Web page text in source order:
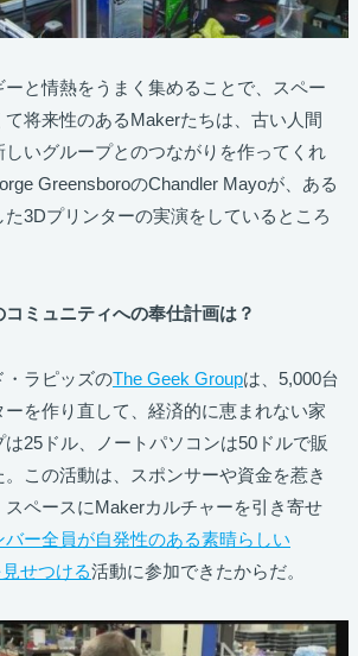
ーと情熱をうまく集めることで、スペー
て将来性のあるMakerたちは、古い人間
いグループとのつながりを作ってくれ
GreensboroのChandler Mayoが、ある
3Dプリンターの実演をしているところ
ミュニティへの奉仕計画は？
・ラピッズのThe Geek Groupは、5,000台
を作り直して、経済的に恵まれない家
25ドル、ノートパソコンは50ドルで販
この活動は、スポンサーや資金を惹き
ペースにMakerカルチャーを引き寄せ
バー全員が自発性のある素晴らしい
せつける活動に参加できたからだ。